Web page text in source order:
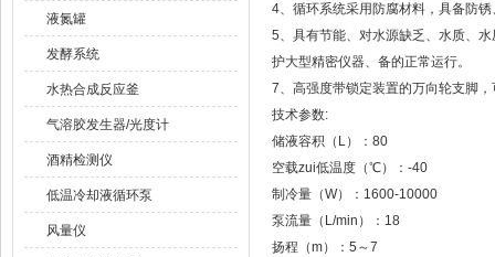
液氮罐
发酵系统
水热合成反应釜
气溶胶发生器/光度计
酒精检测仪
低温冷却液循环泵
风量仪
4、循环系统采用防腐材料，具备防
5、具有节能、对水源缺乏、水质、
护大型精密仪器、备的正常运行。
7、高强度带锁定装置的万向轮支脚
技术参数:
储液容积（L）：80
空载zui低温度（℃）：-40
制冷量（W）：1600-10000
泵流量（L/min）：18
扬程（m）：5～7